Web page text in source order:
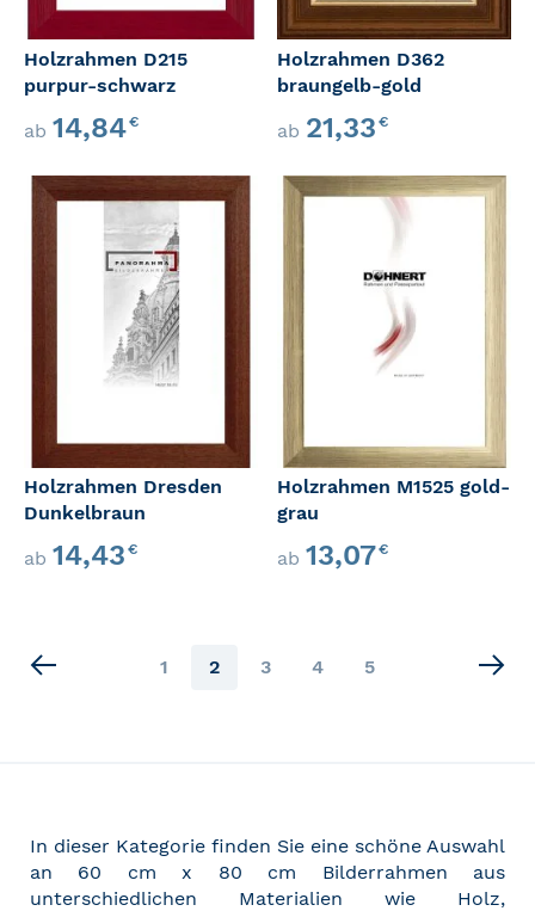
Holzrahmen D215
purpur-schwarz
ab 14,84€
Holzrahmen D362
braungelb-gold
ab 21,33€
Holzrahmen Dresden
Dunkelbraun
ab 14,43€
Holzrahmen M1525 gold-
grau
ab 13,07€
Seite
1
Sie
2 Seite
3 Seite
4 Seite
5
In dieser Kategorie finden Sie eine schöne Auswahl
an 60 cm x 80 cm Bilderrahmen aus
unterschiedlichen Materialien wie Holz,